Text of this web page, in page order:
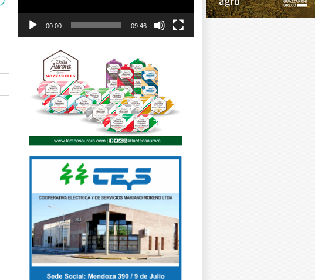
00:00 09:46